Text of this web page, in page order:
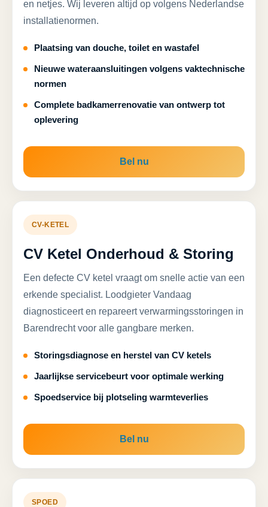
en netjes. Wij leveren altijd op volgens Nederlandse
installatienormen.
Plaatsing van douche, toilet en wastafel
Nieuwe wateraansluitingen volgens vaktechnische
normen
Complete badkamerrenovatie van ontwerp tot
oplevering
Bel nu
CV-KETEL
CV Ketel Onderhoud & Storing
Een defecte CV ketel vraagt om snelle actie van een
erkende specialist. Loodgieter Vandaag
diagnosticeert en repareert verwarmingsstoringen in
Barendrecht voor alle gangbare merken.
Storingsdiagnose en herstel van CV ketels
Jaarlijkse servicebeurt voor optimale werking
Spoedservice bij plotseling warmteverlies
Bel nu
SPOED